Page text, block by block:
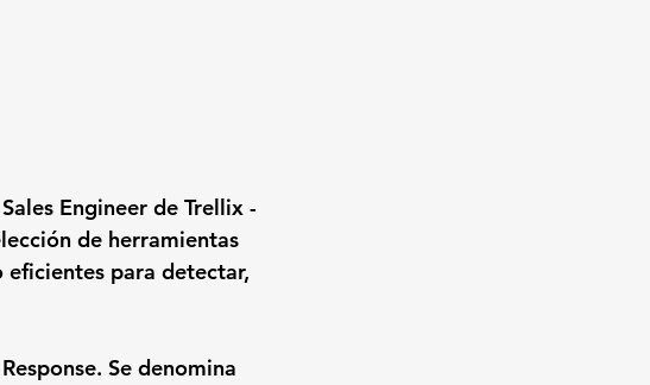
Engineer de Trellix -
de herramientas
para detectar,
Se denomina